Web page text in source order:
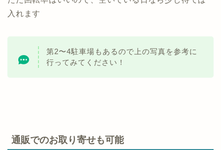
入れます
第2〜4駐車場もあるので上の写真を参考に
行ってみてください！
通販でのお取り寄せも可能